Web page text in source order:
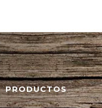
PRODUCTOS